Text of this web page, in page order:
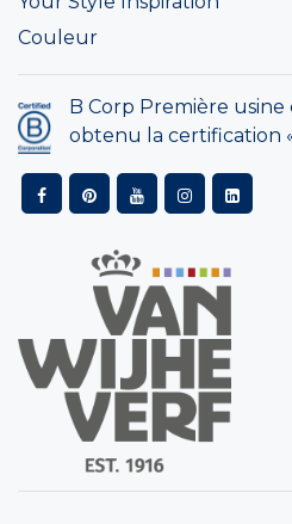
Couleur
B Corp Première
obtenu la certification